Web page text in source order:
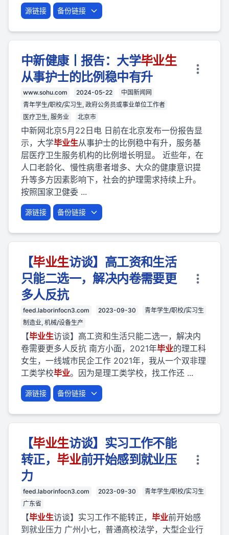
源链接 备份链接
中新健康丨报告：大学毕业生
从事护士的比例稳中有升
www.sohu.com 2024-05-22
中国新闻网
青年学生/职校/实习生, 政府公务员或事业单位工作者
医疗卫生, 服务业
北京市
中新网北京5月22日电 日前在北京发布一份报告显
示，大学毕业生从事护士的比例稳中有升，服务基
层医疗卫生服务机构的比例增长明显。 近些年，在
人口老龄化、慢性病患者增多、大众的健康意识提
升等多方因素影响下，社会的护理需求持续上升。
按照国家卫健委 ...
源链接 备份链接
【毕业生访谈】高工资和生活
只能二选一，解决内卷需要更
多人反抗
feed.laborinfocn3.com 2023-09-30
青年学生/职校/实习生
制造业, 机械/设备生产
【毕业生访谈】高工资和生活只能二选一，解决内
卷需要更多人反抗 南方小面，2021年毕业的理工科
女生，一线城市民企工作 2021年，我从一个双非理
工类学校毕业。因为是理工类学校，找工作还 ...
源链接 备份链接
【毕业生访谈】实习工作不能
转正， 毕业前开始感到就业压
力
feed.laborinfocn3.com 2023-09-30
青年学生/职校/实习生
广东省
【毕业生访谈】实习工作不能转正， 毕业前开始感
到就业压力 广州小七，普通高校法学，大型企业行